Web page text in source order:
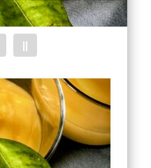
cacahouète
aubergines
menthe
citronnelle
à l’orange
||